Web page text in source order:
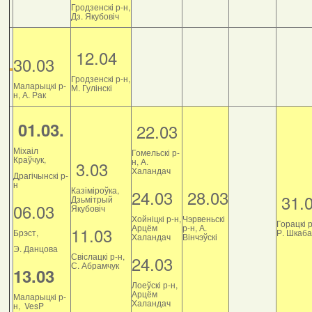
Гродзенскі р-н,
Дз. Якубовіч
30.03
Маларыцкі р-
н, А. Рак
12.04
Гродзенскі р-н,
М. Гулінскі
01.03.
Міхаіл
Краўчук,
Драгічынскі р-
н
06.03
Брэст,
Э. Данцова
13.03
Маларыцкі р-
н, VesP
3.03
Казіміроўка,
Дзьмітрый
Якубовіч
11.03
Свіслацкі р-н,
С. Абрамчук
22.03
Гомельскі р-
н, А.
Халандач
24.03
Хойніцкі р-н,
Арцём
Халандач
24.03
Лоеўскі р-н,
Арцём
Халандач
28.03
Чэрвеньскі
р-н, А.
Вінчэўскі
Горацкі
Р.